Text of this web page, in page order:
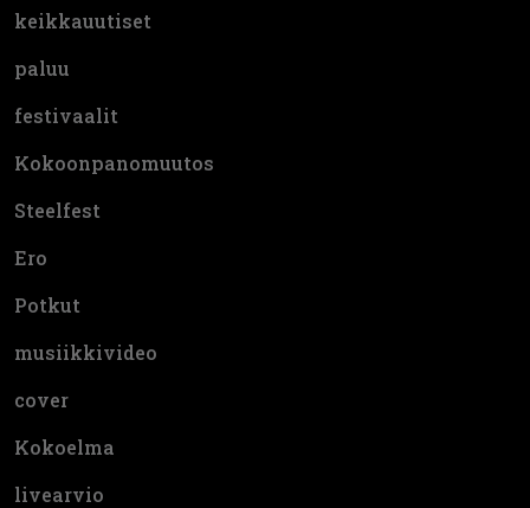
keikkauutiset
paluu
festivaalit
Kokoonpanomuutos
Steelfest
Ero
Potkut
musiikkivideo
cover
Kokoelma
livearvio